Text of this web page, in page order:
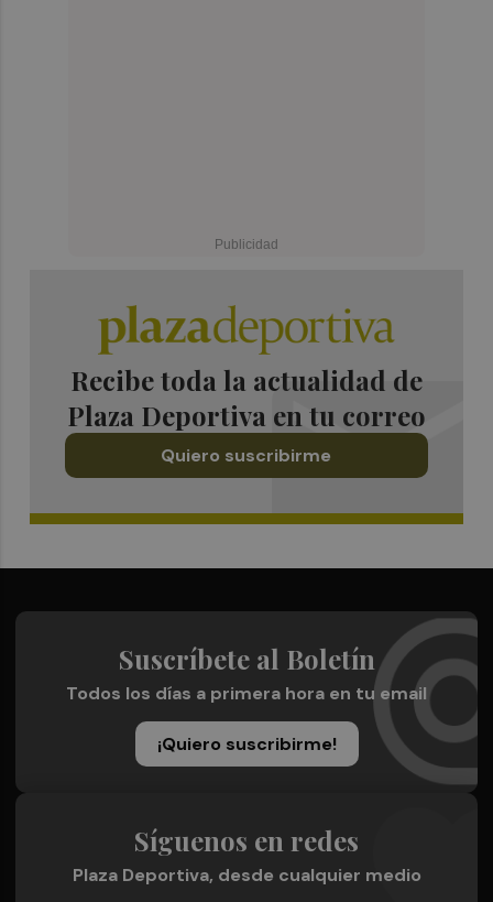
Recibe toda la actualidad de
Plaza Deportiva en tu correo
Quiero suscribirme
Suscríbete al Boletín
Todos los días a primera hora en tu email
¡Quiero suscribirme!
Síguenos en redes
Plaza Deportiva, desde cualquier medio